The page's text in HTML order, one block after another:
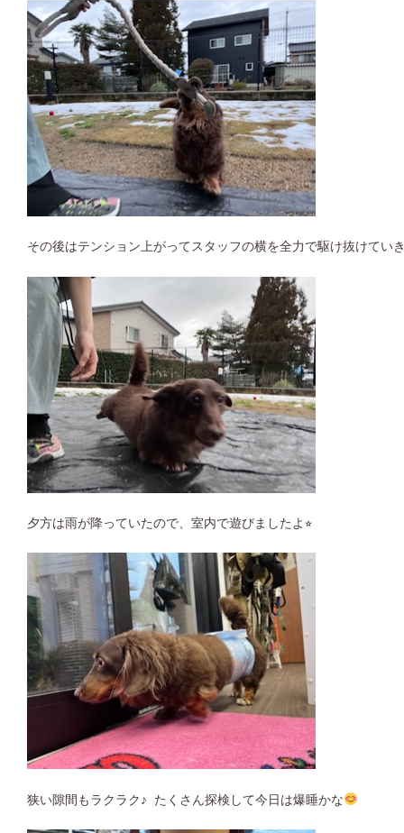
その後はテンション上がってスタッフの横を全力で駆け抜けてい
夕方は雨が降っていたので、室内で遊びましたよ⭐︎
狭い隙間もラクラク♪ たくさん探検して今日は爆睡かな